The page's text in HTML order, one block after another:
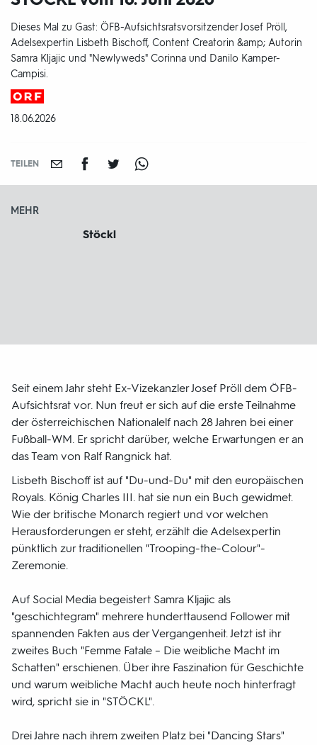
Dieses Mal zu Gast: ÖFB-Aufsichtsratsvorsitzender Josef Pröll,
Adelsexpertin Lisbeth Bischoff, Content Creatorin &amp; Autorin
Samra Kljajic und "Newlyweds" Corinna und Danilo Kamper-
Campisi.
Produktionsland
und
DATUM:
18.06.2026
TEILEN
MEHR
Stöckl
Seit einem Jahr steht Ex-Vizekanzler Josef Pröll dem ÖFB-
Aufsichtsrat vor. Nun freut er sich auf die erste Teilnahme
der österreichischen Nationalelf nach 28 Jahren bei einer
Fußball-WM. Er spricht darüber, welche Erwartungen er an
das Team von Ralf Rangnick hat.
Lisbeth Bischoff ist auf "Du-und-Du" mit den europäischen
Royals. König Charles III. hat sie nun ein Buch gewidmet.
Wie der britische Monarch regiert und vor welchen
Herausforderungen er steht, erzählt die Adelsexpertin
pünktlich zur traditionellen "Trooping-the-Colour"-
Zeremonie.
Auf Social Media begeistert Samra Kljajic als
"geschichtegram" mehrere hunderttausend Follower mit
spannenden Fakten aus der Vergangenheit. Jetzt ist ihr
zweites Buch "Femme Fatale – Die weibliche Macht im
Schatten" erschienen. Über ihre Faszination für Geschichte
und warum weibliche Macht auch heute noch hinterfragt
wird, spricht sie in "STÖCKL".
Drei Jahre nach ihrem zweiten Platz bei "Dancing Stars"